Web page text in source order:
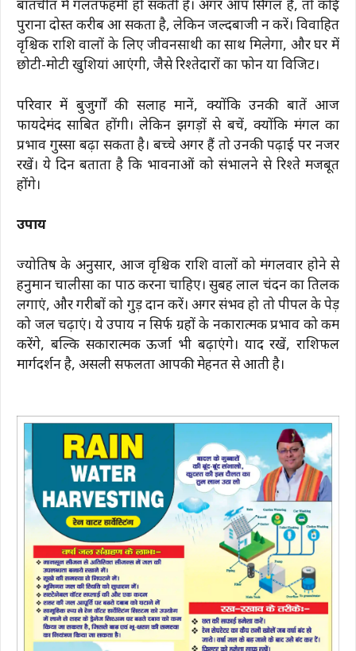
बातचीत में गलतफहमी हो सकती है। अगर आप सिंगल हैं, तो कोई
पुराना दोस्त करीब आ सकता है, लेकिन जल्दबाजी न करें। विवाहित
वृश्चिक राशि वालों के लिए जीवनसाथी का साथ मिलेगा, और घर में
छोटी-मोटी खुशियां आएंगी, जैसे रिश्तेदारों का फोन या विजिट।
परिवार में बुजुर्गों की सलाह मानें, क्योंकि उनकी बातें आज
फायदेमंद साबित होंगी। लेकिन झगड़ों से बचें, क्योंकि मंगल का
प्रभाव गुस्सा बढ़ा सकता है। बच्चे अगर हैं तो उनकी पढ़ाई पर नजर
रखें। ये दिन बताता है कि भावनाओं को संभालने से रिश्ते मजबूत
होंगे।
उपाय
ज्योतिष के अनुसार, आज वृश्चिक राशि वालों को मंगलवार होने से
हनुमान चालीसा का पाठ करना चाहिए। सुबह लाल चंदन का तिलक
लगाएं, और गरीबों को गुड़ दान करें। अगर संभव हो तो पीपल के पेड़
को जल चढ़ाएं। ये उपाय न सिर्फ ग्रहों के नकारात्मक प्रभाव को कम
करेंगे, बल्कि सकारात्मक ऊर्जा भी बढ़ाएंगे। याद रखें, राशिफल
मार्गदर्शन है, असली सफलता आपकी मेहनत से आती है।